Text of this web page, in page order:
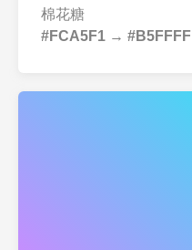
棉花糖
#FCA5F1 → #B5FFFF